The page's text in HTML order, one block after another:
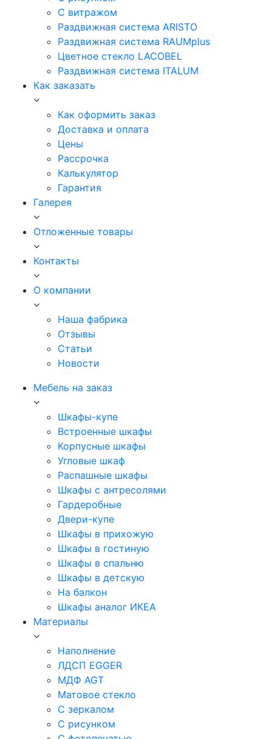
C витражом
Раздвижная система ARISTO
Раздвижная система RAUMplus
Цветное стекло LACOBEL
Раздвижная система ITALUM
Как заказать
Как оформить заказ
Доставка и оплата
Цены
Рассрочка
Калькулятор
Гарантия
Галерея
Отложенные товары
Контакты
О компании
Наша фабрика
Отзывы
Статьи
Новости
Мебель на заказ
Шкафы-купе
Встроенные шкафы
Корпусные шкафы
Угловые шкаф
Распашные шкафы
Шкафы с антресолями
Гардеробные
Двери-купе
Шкафы в прихожую
Шкафы в гостиную
Шкафы в спальню
Шкафы в детскую
На балкон
Шкафы аналог ИКЕА
Материалы
Наполнение
ЛДСП EGGER
МДФ AGT
Матовое стекло
С зеркалом
С рисунком